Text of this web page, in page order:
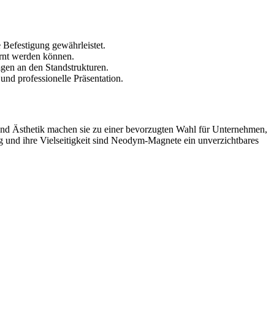
gewährleistet.
werden können.
an den Standstrukturen.
professionelle Präsentation.
Ästhetik machen sie zu einer bevorzugten Wahl für Unternehmen,
ihre Vielseitigkeit sind Neodym-Magnete ein unverzichtbares